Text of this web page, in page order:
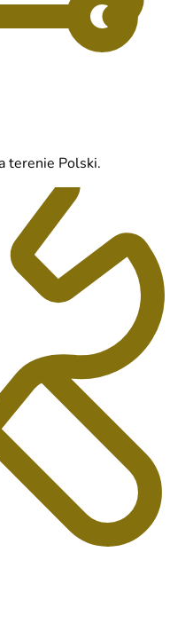
terenie Polski.